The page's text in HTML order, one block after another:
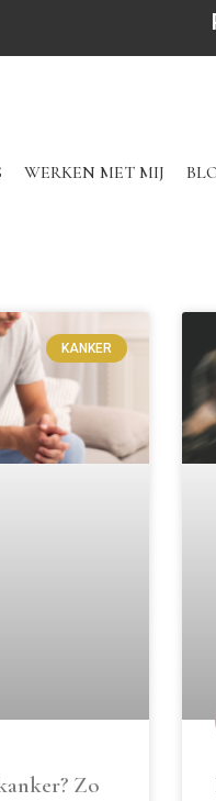
WERKEN MET MIJ
KANKER
Zo